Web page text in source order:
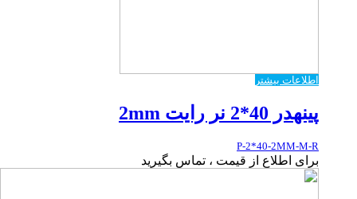
اطلاعات بیشتر
پینهدر 40*2 نر رایت 2mm
P-2*40-2MM-M-R
برای اطلاع از قیمت ، تماس بگیرید